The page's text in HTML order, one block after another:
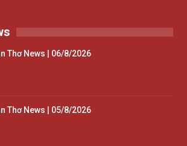
Thơ News | 06/8/2026
Thơ News | 05/8/2026